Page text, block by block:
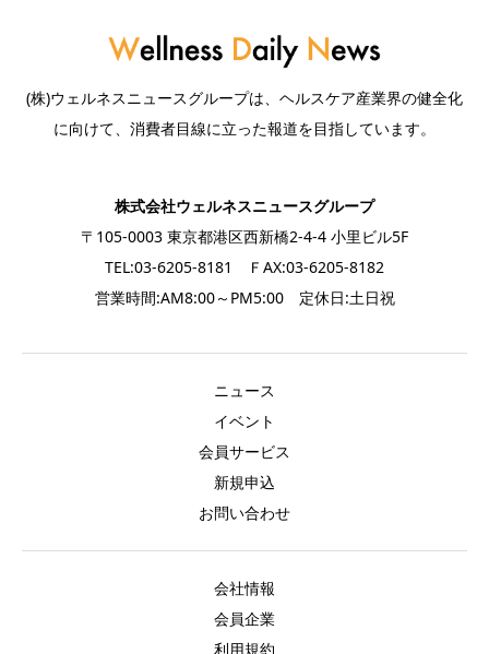
(株)ウェルネスニュースグループは、ヘルスケア産業界の健全化
に向けて、消費者目線に立った報道を目指しています。
株式会社ウェルネスニュースグループ
〒105-0003 東京都港区西新橋2-4-4 小里ビル5F
TEL:03-6205-8181 ＦAX:03-6205-8182
営業時間:AM8:00～PM5:00 定休日:土日祝
ニュース
イベント
会員サービス
新規申込
お問い合わせ
会社情報
会員企業
利用規約